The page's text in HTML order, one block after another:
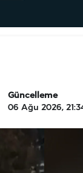
Güncelleme
06 Ağu 2026,